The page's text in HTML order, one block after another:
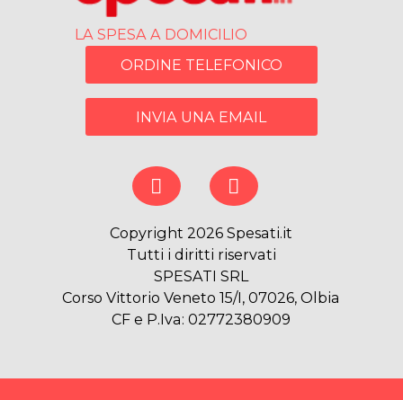
LA SPESA A DOMICILIO
ORDINE TELEFONICO
INVIA UNA EMAIL
Copyright 2026 Spesati.it
Tutti i diritti riservati
SPESATI SRL
Corso Vittorio Veneto 15/I, 07026, Olbia
CF e P.Iva: 02772380909